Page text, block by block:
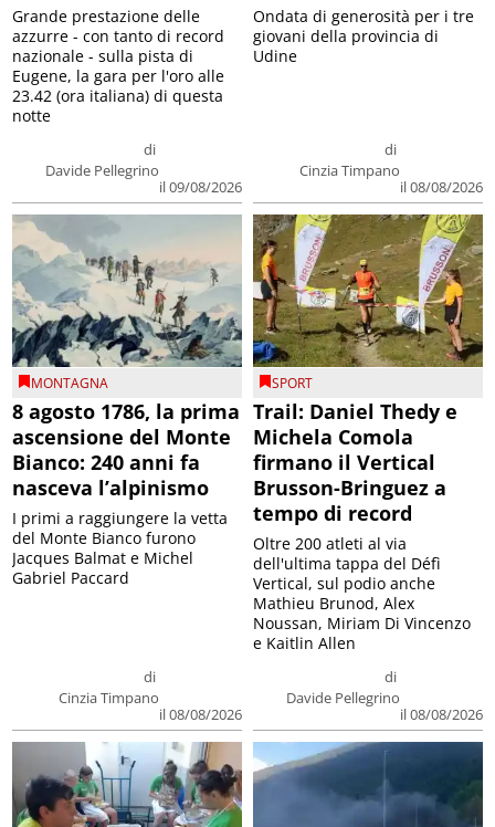
di
Davide Pellegrino
il 09/08/2026
Grande prestazione delle
azzurre - con tanto di record
nazionale - sulla pista di
Eugene, la gara per l'oro alle
23.42 (ora italiana) di questa
notte
di
Cinzia Timpano
il 08/08/2026
Ondata di generosità per i tre
giovani della provincia di
Udine
MONTAGNA
8 agosto 1786, la prima
ascensione del Monte
Bianco: 240 anni fa
nasceva l’alpinismo
di
Cinzia Timpano
il 08/08/2026
I primi a raggiungere la vetta
del Monte Bianco furono
Jacques Balmat e Michel
Gabriel Paccard
SPORT
Trail: Daniel Thedy e
Michela Comola
firmano il Vertical
Brusson-Bringuez a
tempo di record
di
Davide Pellegrino
il 08/08/2026
Oltre 200 atleti al via
dell'ultima tappa del Défì
Vertical, sul podio anche
Mathieu Brunod, Alex
Noussan, Miriam Di Vincenzo
e Kaitlin Allen